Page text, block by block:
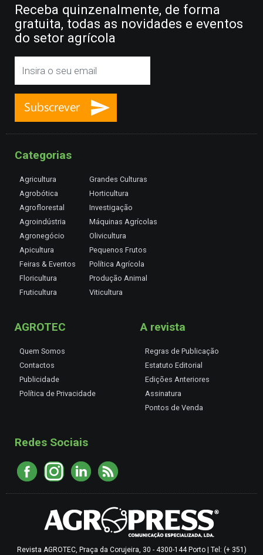
Receba quinzenalmente, de forma
gratuita, todas as novidades e eventos
do setor agrícola
Categorias
Agricultura
Agrobótica
Agroflorestal
Agroindústria
Agronegócio
Apicultura
Feiras & Eventos
Floricultura
Fruticultura
Grandes Culturas
Horticultura
Investigação
Máquinas Agrícolas
Olivicultura
Pequenos Frutos
Política Agrícola
Produção Animal
Viticultura
AGROTEC
Quem Somos
Contactos
Publicidade
Política de Privacidade
A revista
Regras de Publicação
Estatuto Editorial
Edições Anteriores
Assinatura
Pontos de Venda
Redes Sociais
Revista AGROTEC, Praça da Corujeira, 30 - 4300-144 Porto | Tel: (+ 351)